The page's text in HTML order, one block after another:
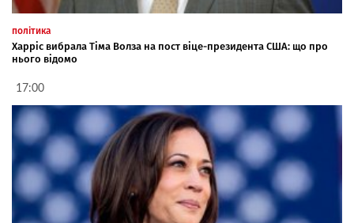
політика
Харріс вибрала Тіма Волза на пост віце-президента США: що про
нього відомо
17:00